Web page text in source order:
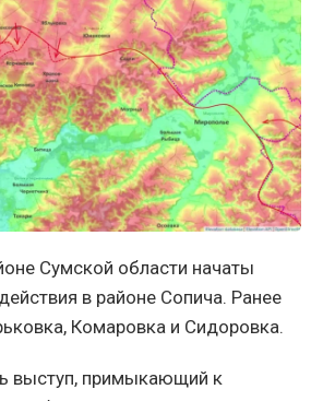
Сумской области начаты
в районе Сопича. Ранее
Комаровка и Сидоровка.
выступ, примыкающий к